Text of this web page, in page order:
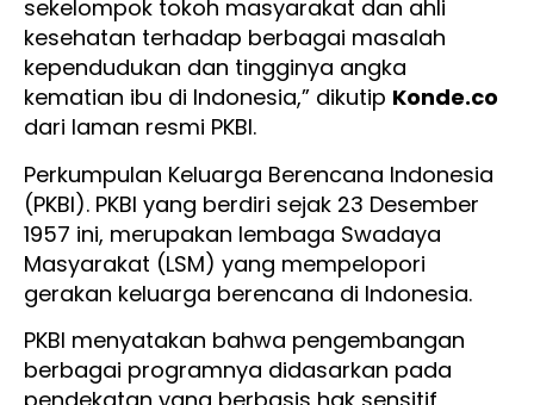
sekelompok tokoh masyarakat dan ahli
kesehatan terhadap berbagai masalah
kependudukan dan tingginya angka
kematian ibu di Indonesia,” dikutip Konde.co
dari laman resmi PKBI.
Perkumpulan Keluarga Berencana Indonesia
(PKBI). PKBI yang berdiri sejak 23 Desember
1957 ini, merupakan lembaga Swadaya
Masyarakat (LSM) yang mempelopori
gerakan keluarga berencana di Indonesia.
PKBI menyatakan bahwa pengembangan
berbagai programnya didasarkan pada